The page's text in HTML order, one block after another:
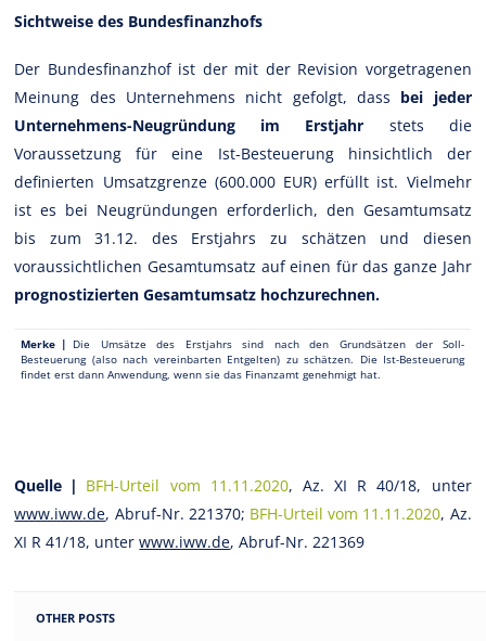
Sichtweise des Bundesfinanzhofs
Der Bundesfinanzhof ist der mit der Revision vorgetragenen
Meinung des Unternehmens nicht gefolgt, dass bei jeder
Unternehmens-Neugründung im Erstjahr stets die
Voraussetzung für eine Ist-Besteuerung hinsichtlich der
definierten Umsatzgrenze (600.000 EUR) erfüllt ist. Vielmehr
ist es bei Neugründungen erforderlich, den Gesamtumsatz
bis zum 31.12. des Erstjahrs zu schätzen und diesen
voraussichtlichen Gesamtumsatz auf einen für das ganze Jahr
prognostizierten Gesamtumsatz hochzurechnen.
Merke | Die Umsätze des Erstjahrs sind nach den Grundsätzen der Soll-
Besteuerung (also nach vereinbarten Entgelten) zu schätzen. Die Ist-Besteuerung
findet erst dann Anwendung, wenn sie das Finanzamt genehmigt hat.
Quelle | BFH-Urteil vom 11.11.2020, Az. XI R 40/18, unter
www.iww.de, Abruf-Nr. 221370; BFH-Urteil vom 11.11.2020, Az.
XI R 41/18, unterwww.iww.de, Abruf-Nr. 221369
OTHER POSTS